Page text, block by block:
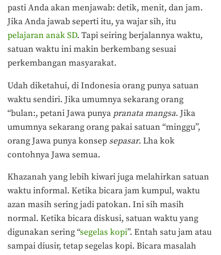
pasti Anda akan menjawab: detik, menit, dan jam.
Jika Anda jawab seperti itu, ya wajar sih, itu
pelajaran anak SD. Tapi seiring berjalannya waktu,
satuan waktu ini makin berkembang sesuai
perkembangan masyarakat.
Udah diketahui, di Indonesia orang punya satuan
waktu sendiri. Jika umumnya sekarang orang
“bulan:, petani Jawa punya pranata mangsa. Jika
umumnya sekarang orang pakai satuan “minggu”,
orang Jawa punya konsep sepasar. Lha kok
contohnya Jawa semua.
Khazanah yang lebih kiwari juga melahirkan satuan
waktu informal. Ketika bicara jam kumpul, waktu
azan masih sering jadi patokan. Ini sih masih
normal. Ketika bicara diskusi, satuan waktu yang
digunakan sering “segelas kopi”. Entah satu jam atau
sampai diusir, tetap segelas kopi. Bicara masalah